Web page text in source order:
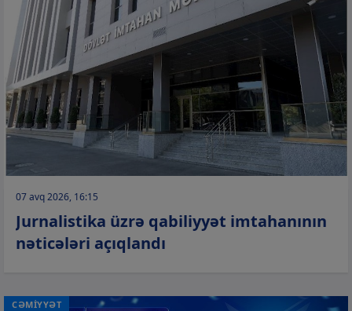
07 avq 2026, 16:15
Jurnalistika üzrə qabiliyyət imtahanının
nəticələri açıqlandı
CƏMİYYƏT